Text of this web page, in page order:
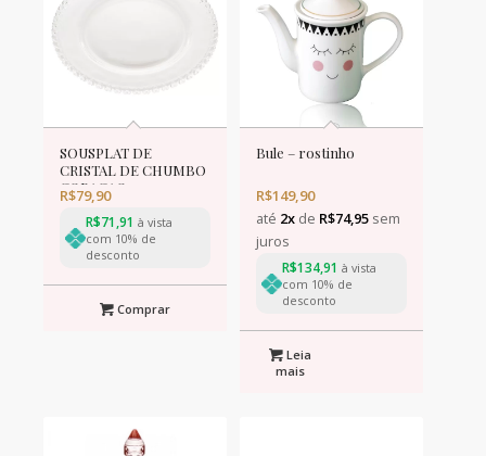
SOUSPLAT DE
CRISTAL DE CHUMBO
CORACAO 32cm
R$79,90
R$71,91 à vista
com 10% de
desconto
Comprar
Bule – rostinho
R$149,90
até 2xde R$74,95sem
juros
R$134,91 à vista
com 10% de
desconto
Leia
mais